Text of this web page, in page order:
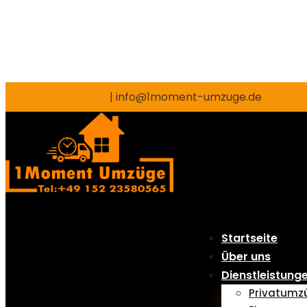
| info@1moment-umzuge.de
Startseite
Über uns